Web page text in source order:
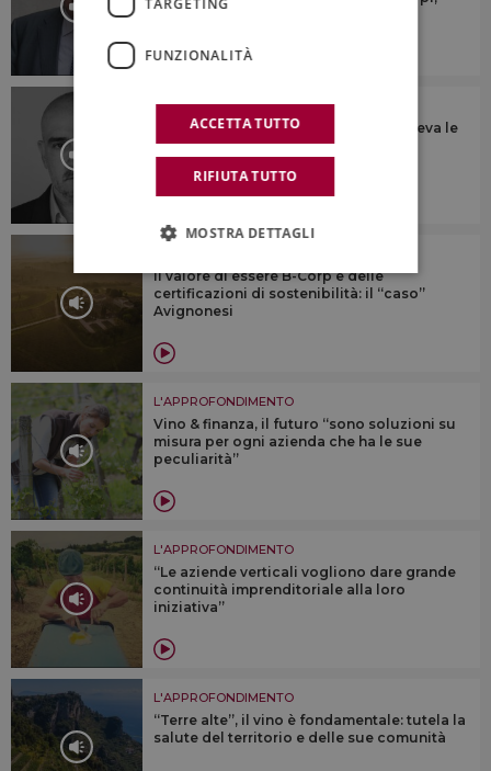
L'APPROFONDIMENTO
“Ascoltava tutti, parlava a tutti, e vedeva le
cose proiettate nel futuro, prima di
Il valore di essere B-Corp e delle
certificazioni di sostenibilità: il “caso”
Avignonesi
L'APPROFONDIMENTO
Vino & finanza, il futuro “sono soluzioni su
misura per ogni azienda che ha le sue
peculiarità”
L'APPROFONDIMENTO
“Le aziende verticali vogliono dare grande
continuità imprenditoriale alla loro
iniziativa”
L'APPROFONDIMENTO
“Terre alte”, il vino è fondamentale: tutela la
salute del territorio e delle sue comunità
FUNZIONALITÀ
ACCETTA TUTTO
RIFIUTA TUTTO
MOSTRA DETTAGLI